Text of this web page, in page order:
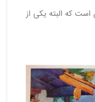
که البته یکی از